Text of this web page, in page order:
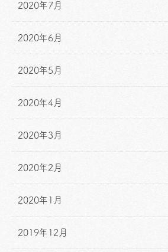
2020年7月
2020年6月
2020年5月
2020年4月
2020年3月
2020年2月
2020年1月
2019年12月